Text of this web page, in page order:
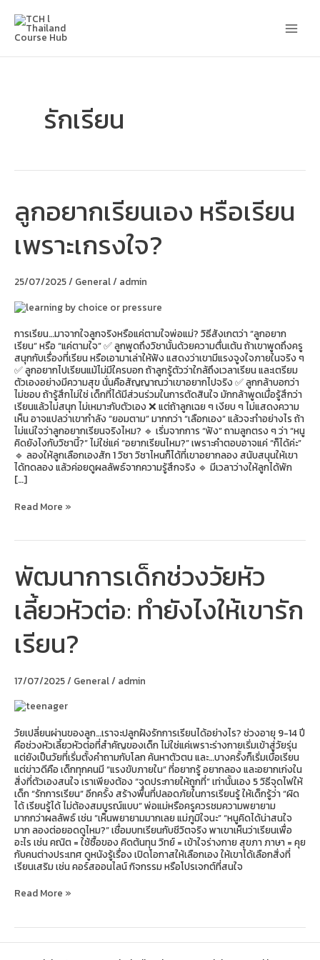
content
รักเรียน
ลูกอยากเรียนเอง หรือเรียน
เพราะเกรงใจ?
25/07/2025/ General/ admin
การเรียน…มาจากใจลูกจริงหรือแค่ตามใจพ่อแม่? วิธีสังเกตว่า “ลูกอยาก
เรียน” หรือ “แค่ตามใจ” ✅ ลูกพูดถึงวิชานั้นด้วยความตื่นเต้น ถ้าเขาพูดถึงครู
สนุกกับเรื่องที่เรียน หรือเอามาเล่าให้ฟัง แสดงว่าเขามีแรงจูงใจภายในจริง ๆ
✅ ลูกอยากไปเรียนแม้ไม่มีใครบอก ถ้าลูกรู้ตัวว่าใกล้ถึงเวลาเรียน และเตรียม
ตัวเองอย่างมีความสุข นั่นคือสัญญาณว่าเขาอยากไปจริง ✅ ลูกกล้าบอกว่า
ไม่ชอบ ถ้ารู้สึกไม่ใช่ เด็กที่ได้มีส่วนร่วมในการตัดสินใจ มักกล้าพูดเมื่อรู้สึกว่า
เรียนแล้วไม่สนุก ไม่เหมาะกับตัวเอง ❌ แต่ถ้าลูกเฉย ๆ เงียบ ๆ ไม่แสดงความ
เห็น อาจแปลว่าเขากำลัง “ยอมตาม” มากกว่า “เลือกเอง” แล้วจะทำอย่างไร ถ้า
ไม่แน่ใจว่าลูกอยากเรียนจริงไหม? 🔹 เริ่มจากการ “ฟัง” ถามลูกตรง ๆ ว่า “หนู
คิดยังไงกับวิชานี้?” ไม่ใช่แค่ “อยากเรียนไหม?” เพราะคำตอบอาจแค่ “ก็ได้ค่ะ”
🔹 ลองให้ลูกเลือกเองสัก 1 วิชา วิชาไหนก็ได้ที่เขาอยากลอง สนับสนุนให้เขา
ได้ทดลอง แล้วค่อยดูผลลัพธ์จากความรู้สึกจริง 🔹 มีเวลาว่างให้ลูกได้พัก
[…]
อยาก
เรียน
หรือ
เกรงใจ?
Read More »
พัฒนาการเด็กช่วงวัยหัว
เลี้ยวหัวต่อ: ทำยังไงให้เขารัก
เรียน?
17/07/2025/ General/ admin
วัยเปลี่ยนผ่านของลูก…เราจะปลูกฝังรักการเรียนได้อย่างไร? ช่วงอายุ 9-14 ปี
คือช่วงหัวเลี้ยวหัวต่อที่สำคัญของเด็ก ไม่ใช่แค่เพราะร่างกายเริ่มเข้าสู่วัยรุ่น
แต่ยังเป็นวัยที่เริ่มตั้งคำถามกับโลก ค้นหาตัวตน และ…บางครั้งก็เริ่มเบื่อเรียน
แต่ข่าวดีคือ เด็กทุกคนมี “แรงขับภายใน” ที่อยากรู้ อยากลอง และอยากเก่งใน
สิ่งที่ตัวเองสนใจ เราเพียงต้อง “จุดประกายให้ถูกที่” เท่านั้นเอง 5 วิธีจุดไฟให้
เด็ก “รักการเรียน” อีกครั้ง สร้างพื้นที่ปลอดภัยในการเรียนรู้ ให้เด็กรู้ว่า “ผิด
ได้ เรียนรู้ได้ ไม่ต้องสมบูรณ์แบบ” พ่อแม่หรือครูควรชมความพยายาม
มากกว่าผลลัพธ์ เช่น “เห็นพยายามมากเลย แม่ภูมิใจนะ” “หนูคิดได้น่าสนใจ
มาก ลองต่อยอดดูไหม?” เชื่อมบทเรียนกับชีวิตจริง พาเขาเห็นว่าเรียนเพื่อ
อะไร เช่น คณิต = ใช้ซื้อของ คิดต้นทุน วิทย์ = เข้าใจร่างกาย สุขภา ภาษา = คุย
กับคนต่างประเทศ ดูหนังรู้เรื่อง เปิดโอกาสให้เลือกเอง ให้เขาได้เลือกสิ่งที่
เรียนเสริม เช่น คอร์สออนไลน์ กิจกรรม หรือโปรเจกต์ที่สนใจ
พัฒนาการ
เด็ก
ช่วง
วัย
หัว
หัวต่อ:
ทำ
ไง
ให้
เขา
รัก
เรียน?
Read More »